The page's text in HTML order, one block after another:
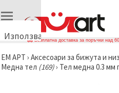
Използваме
🍪
Използваме
Безплатна доставка за поръчки над
ЕМ АРТ › Аксесоари за бижута и
Медна тел (169)› Тел медна 0.3 мм